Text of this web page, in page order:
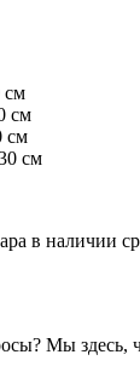
см
см
см
см
в наличии
Мы здесь,